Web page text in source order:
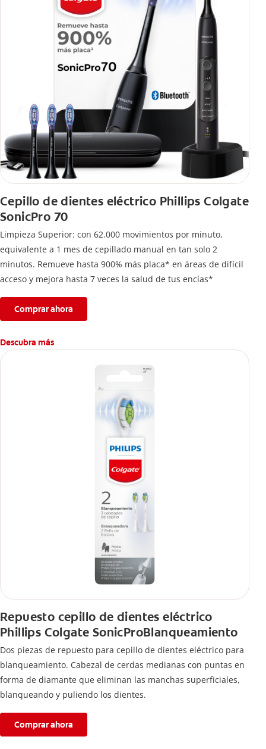
Cepillo de dientes eléctrico Phillips Colgate
SonicPro 70
Limpieza Superior: con 62.000 movimientos por minuto,
equivalente a 1 mes de cepillado manual en tan solo 2
minutos. Remueve hasta 900% más placa* en áreas de difícil
acceso y mejora hasta 7 veces la salud de tus encías*
Comprar ahora
Descubra más
Repuesto cepillo de dientes eléctrico
Phillips Colgate SonicProBlanqueamiento
Dos piezas de repuesto para cepillo de dientes eléctrico para
blanqueamiento. Cabezal de cerdas medianas con puntas en
forma de diamante que eliminan las manchas superficiales,
blanqueando y puliendo los dientes.
Comprar ahora